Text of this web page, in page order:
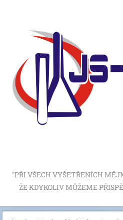
"PŘI VŠECH VYŠETŘENÍCH
ŽE KDYKOLIV MŮŽEME